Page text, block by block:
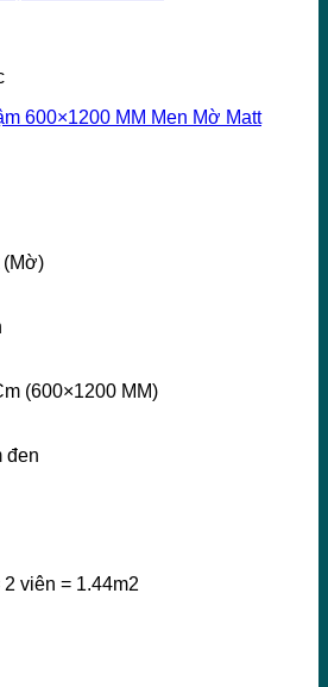
600×1200 MM Men Mờ Matt
(Mờ)
(600×1200 MM)
đen
2 viên = 1.44m2